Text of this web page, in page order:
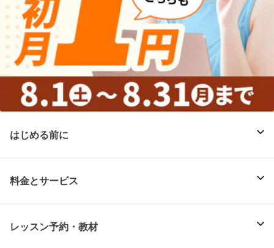
はじめる前に
料金とサービス
レッスン予約・教材